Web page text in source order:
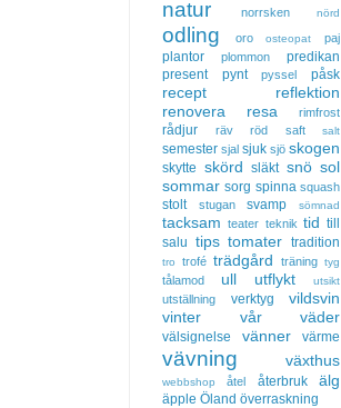
natur norrsken nörd
odling oro osteopat paj
plantor plommon
predikan
present
pynt pyssel påsk
recept
reflektion
renovera
resa rimfrost
rådjur räv röd saft salt
semester sjal sjuk sjö skogen
skytte skörd släkt snö sol
sommar sorg spinna squash
stolt stugan svamp sömnad
tacksam teater teknik tid till
salu tips tomater tradition
tro trofé trädgård träning tyg
tålamod ull utflykt utsikt
utställning verktyg
vildsvin
vinter
vår väder
välsignelse vänner värme
vävning växthus
webbshop åtel återbruk älg
äpple Öland överraskning